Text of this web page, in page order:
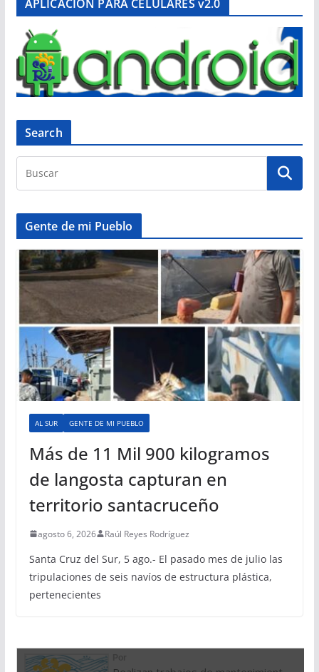
APLICACIÓN PARA CELULARES v2.0
Search
Gente de mi Pueblo
AL SUR GENTE DE MI PUEBLO
Más de 11 Mil 900 kilogramos
de langosta capturan en
territorio santacruceño
agosto 6, 2026 Raúl Reyes Rodríguez
Santa Cruz del Sur, 5 ago.- El pasado mes de julio las
tripulaciones de seis navíos de estructura plástica,
pertenecientes